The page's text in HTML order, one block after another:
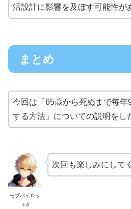
活設計に影響を及ぼす可能性が
まとめ
今回は「65歳から死ぬまで毎年
する方法」についての説明をし
モブパイロッ
トA
次回も楽しみにして